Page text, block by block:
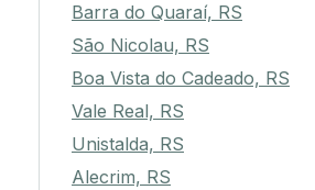
Barra do Quaraí, RS
São Nicolau, RS
Boa Vista do Cadeado, RS
Vale Real, RS
Unistalda, RS
Alecrim, RS